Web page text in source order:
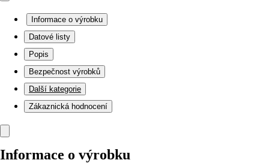
Informace o výrobku
Datové listy
Popis
Bezpečnost výrobků
Další kategorie
Zákaznická hodnocení
Informace o výrobku